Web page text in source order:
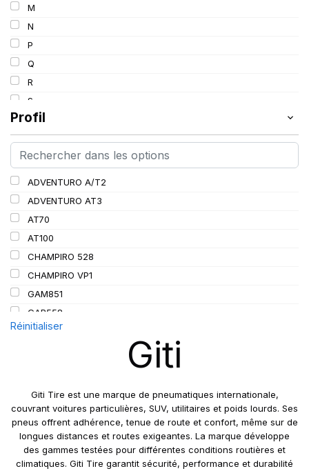
130/128
164
M
N
P
Q
R
S
T
V
Profil
ADVENTURO A/T2
ADVENTURO AT3
AT70
AT100
CHAMPIRO 528
CHAMPIRO VP1
GAM851
GAR558
GDM686+
MAXMILLER-X
MAXWAY
SUPER TRAVELLER 668
UTILITY 668
Réinitialiser
Giti
Giti Tire est une marque de pneumatiques internationale,
couvrant voitures particulières, SUV, utilitaires et poids lourds. Ses
pneus offrent adhérence, tenue de route et confort, même sur de
longues distances et routes exigeantes. La marque développe
des gammes testées pour différentes conditions routières et
climatiques. Giti Tire garantit sécurité, performance et durabilité